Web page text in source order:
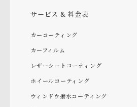
サービス & 料金表
カーコーティング
カーフィルム
レザーシートコーティング
ホイールコーティング
ウィンドウ撥水コーティング